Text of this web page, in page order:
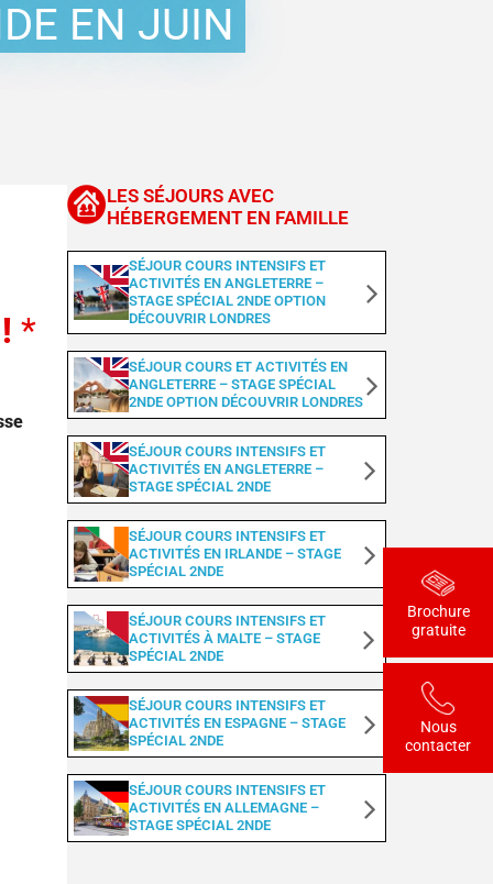
Découvrir Londres et visite des Studios
Harry Potter – Warner Bros
Découvrir Miami
Universal Studios Orlando
Découvrir New York
Découvrir Ottawa
Toronto et Chutes du Niagara
Anglais & Culture à Athènes
Pack Visites
Découvrir Sydney
EN JUIN
*
LES SÉJOURS AVEC
HÉBERGEMENT EN FAMILLE
SÉJOUR COURS INTENSIFS ET
ACTIVITÉS EN ANGLETERRE –
STAGE SPÉCIAL 2NDE OPTION
DÉCOUVRIR LONDRES
SÉJOUR COURS ET ACTIVITÉS EN
ANGLETERRE – STAGE SPÉCIAL
2NDE OPTION DÉCOUVRIR LONDRES
SÉJOUR COURS INTENSIFS ET
ACTIVITÉS EN ANGLETERRE –
STAGE SPÉCIAL 2NDE
SÉJOUR COURS INTENSIFS ET
ACTIVITÉS EN IRLANDE – STAGE
SPÉCIAL 2NDE
SÉJOUR COURS INTENSIFS ET
ACTIVITÉS À MALTE – STAGE
SPÉCIAL 2NDE
SÉJOUR COURS INTENSIFS ET
ACTIVITÉS EN ESPAGNE – STAGE
SPÉCIAL 2NDE
SÉJOUR COURS INTENSIFS ET
ACTIVITÉS EN ALLEMAGNE –
STAGE SPÉCIAL 2NDE
Brochure
gratuite
Nous
contacter